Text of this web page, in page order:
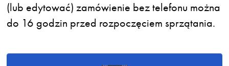
(lub edytować) zamówienie bez telefonu można
do 16 godzin przed rozpoczęciem sprzątania.